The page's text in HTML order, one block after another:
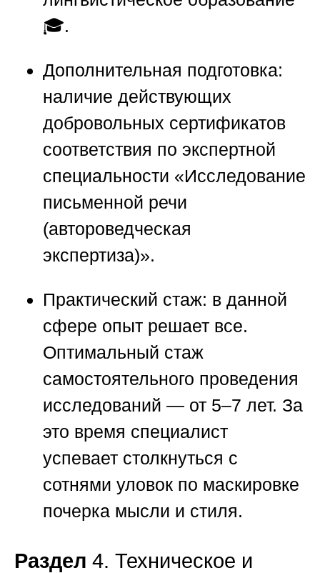
🎓.
Дополнительная подготовка:
наличие действующих
добровольных сертификатов
соответствия по экспертной
специальности «Исследование
письменной речи
(автороведческая
экспертиза)».
Практический стаж: в данной
сфере опыт решает все.
Оптимальный стаж
самостоятельного проведения
исследований — от 5–7 лет. За
это время специалист
успевает столкнуться с
сотнями уловок по маскировке
почерка мысли и стиля.
Раздел 4. Техническое и